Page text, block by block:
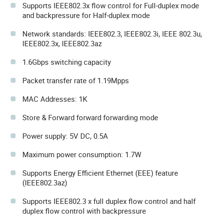
Supports IEEE802.3x flow control for Full-duplex mode
and backpressure for Half-duplex mode
Network standards: IEEE802.3, IEEE802.3i, IEEE 802.3u,
IEEE802.3x, IEEE802.3az
1.6Gbps switching capacity
Packet transfer rate of 1.19Mpps
MAC Addresses: 1K
Store & Forward forward forwarding mode
Power supply: 5V DC, 0.5A
Maximum power consumption: 1.7W
Supports Energy Efficient Ethernet (EEE) feature
(IEEE802.3az)
Supports IEEE802.3 x full duplex flow control and half
duplex flow control with backpressure